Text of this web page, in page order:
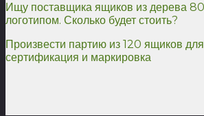
Ищу поставщика ящиков из дерева
логотипом. Сколько будет стоить?
Произвести партию из 120 ящиков
сертификация и маркировка